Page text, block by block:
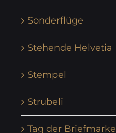
Sonderflüge
Stehende Helvetia
Stempel
Strubeli
Tag der Briefmarke